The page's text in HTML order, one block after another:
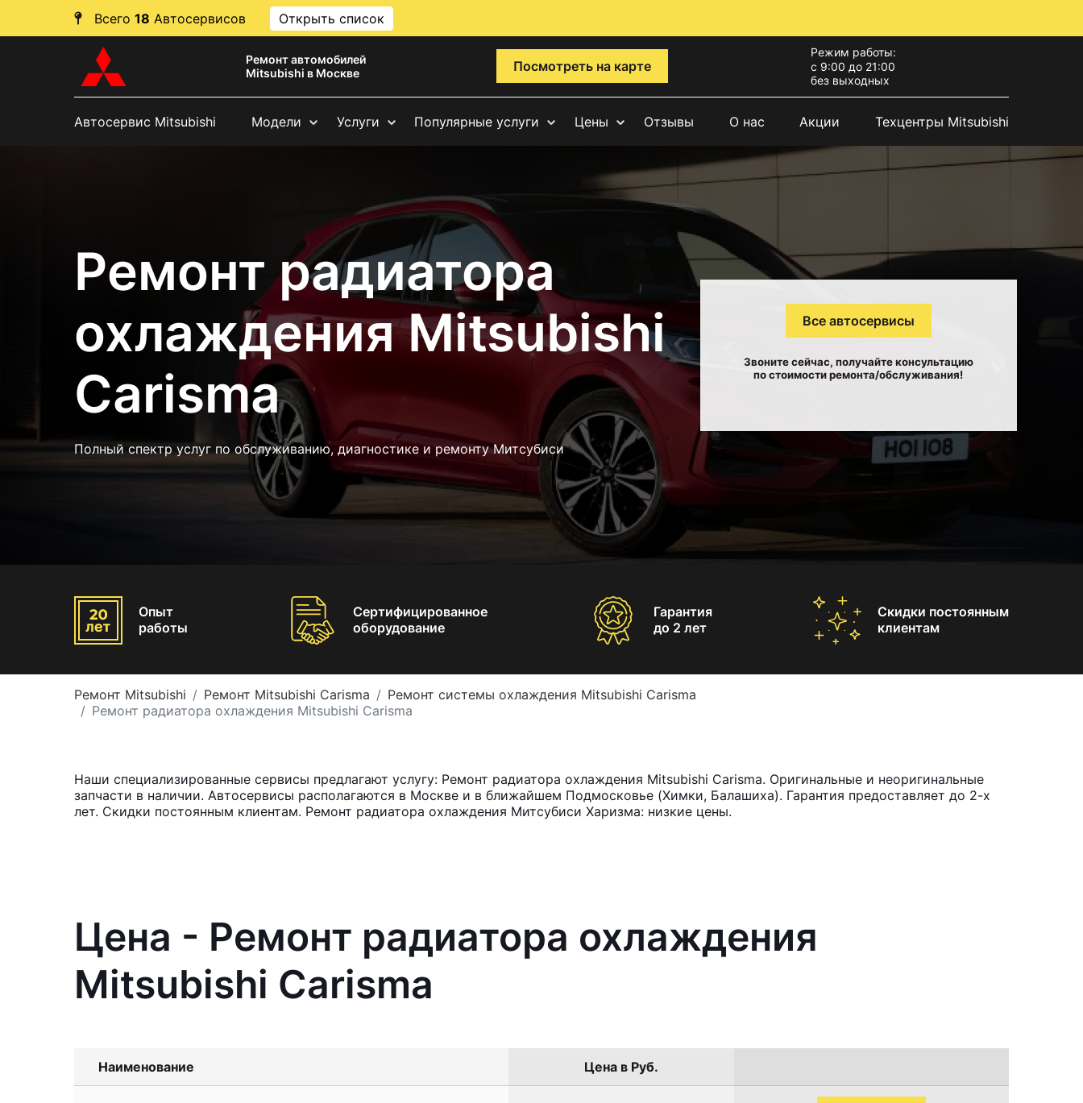
Всего 18 Автосервисов Открыть список
Ремонт автомобилей
Mitsubishi в Москве
Посмотреть на карте
Режим работы:
с 9:00 до 21:00
без выходных
Автосервис Mitsubishi Модели Услуги Популярные услуги Цены Отзывы О нас Акции Техцентры Mitsubishi
Ремонт радиатора
охлаждения Mitsubishi
Carisma
Полный спектр услуг по обслуживанию, диагностике и ремонту Митсубиси
Все автосервисы
Звоните сейчас, получайте консультацию
по стоимости ремонта/обслуживания!
Опыт
работы
Сертифицированное
оборудование
Гарантия
до 2 лет
Скидки постоянным
клиентам
Ремонт Mitsubishi Ремонт Mitsubishi Carisma
Ремонт системы охлаждения Mitsubishi Carisma
Ремонт радиатора охлаждения Mitsubishi Carisma
Наши специализированные сервисы предлагают услугу: Ремонт радиатора охлаждения Mitsubishi Carisma. Оригинальные и неоригинальные
запчасти в наличии. Автосервисы располагаются в Москве и в ближайшем Подмосковье (Химки, Балашиха). Гарантия предоставляет до 2-х
лет. Скидки постоянным клиентам. Ремонт радиатора охлаждения Митсубиси Харизма: низкие цены.
Цена - Ремонт радиатора охлаждения
Mitsubishi Carisma
Наименование Цена в Руб.